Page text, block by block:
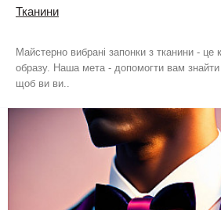
Тканини
Майстерно вибрані запонки з тканини -
образу. Наша мета - допомогти вам знайти
щоб ви ви..